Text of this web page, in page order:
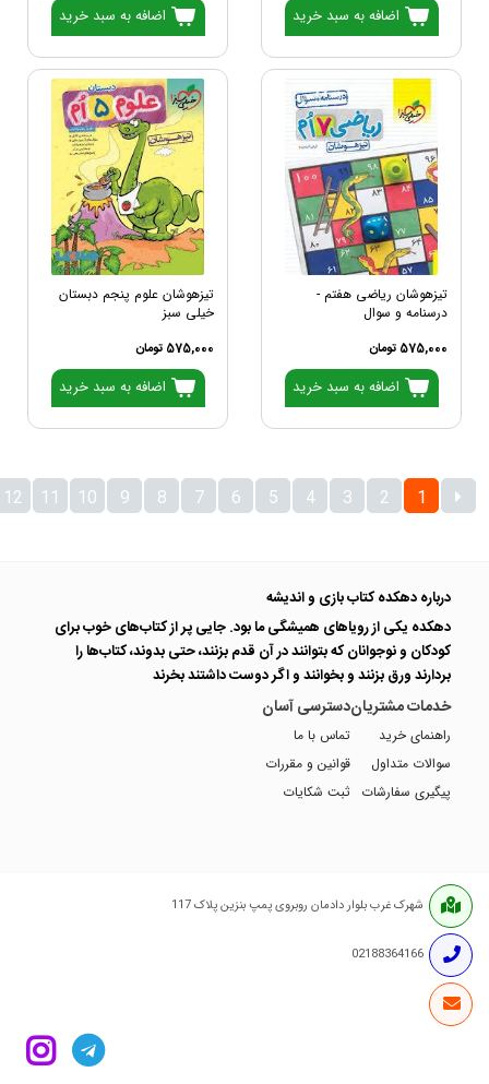
اضافه به سبد خرید اضافه به سبد خرید
تیزهوشان ریاضی هفتم -
درسنامه و سوال
575,000 تومان
اضافه به سبد خرید
تیزهوشان علوم پنجم دبستان
خیلی سبز
575,000 تومان
اضافه به سبد خرید
1
2
3
4
5
6
7
8
9
10
11
12
درباره دهکده کتاب بازی و اندیشه
دهکده یکی از رویاهای همیشگی ما بود. جایی پر از کتاب‌های خوب برای
کودکان و نوجوانان که بتوانند در آن قدم بزنند، حتی بدوند، کتاب‌ها را
بردارند ورق بزنند و بخوانند و اگر دوست داشتند بخرند
خدمات مشتریان
راهنمای خرید
سوالات متداول
پیگیری سفارشات
دسترسی آسان
تماس با ما
قوانین و مقررات
ثبت شکایات
شهرک غرب بلوار دادمان روبروی پمپ بنزین پلاک 117
02188364166